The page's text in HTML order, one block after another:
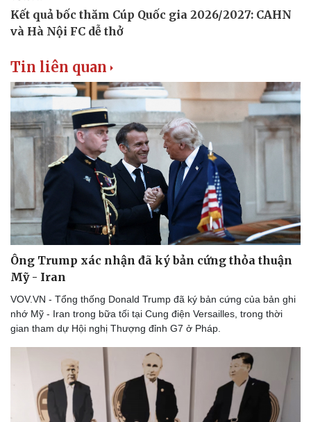
Thể thao
Bóng đá
Lịch thi đấu bóng đá
Thế giới thể thao
eSports
Hậu trường
Ô tô - Xe máy
Ô tô
Xe máy
Tư vấn
Tin liên quan
Ông Trump xác nhận đã ký bản cứng thỏa thuận
Mỹ - Iran
VOV.VN - Tổng thống Donald Trump đã ký bản cứng của bản ghi
nhớ Mỹ - Iran trong bữa tối tại Cung điện Versailles, trong thời
gian tham dự Hội nghị Thượng đỉnh G7 ở Pháp.